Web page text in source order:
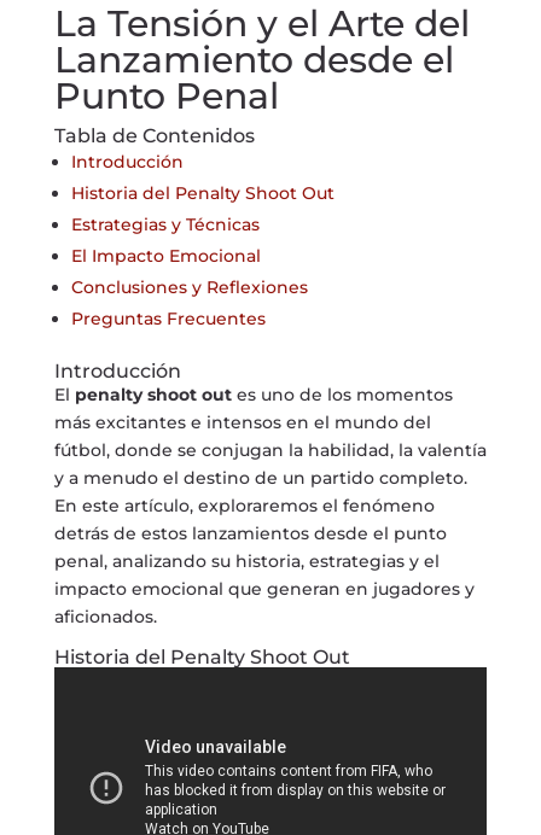
La Tensión y el Arte del
Lanzamiento desde el
Punto Penal
Tabla de Contenidos
Introducción
Historia del Penalty Shoot Out
Estrategias y Técnicas
El Impacto Emocional
Conclusiones y Reflexiones
Preguntas Frecuentes
Introducción
El penalty shoot outes uno de los momentos
más excitantes e intensos en el mundo del
fútbol, donde se conjugan la habilidad, la valentía
y a menudo el destino de un partido completo.
En este artículo, exploraremos el fenómeno
detrás de estos lanzamientos desde el punto
penal, analizando su historia, estrategias y el
impacto emocional que generan en jugadores y
aficionados.
Historia del Penalty Shoot Out